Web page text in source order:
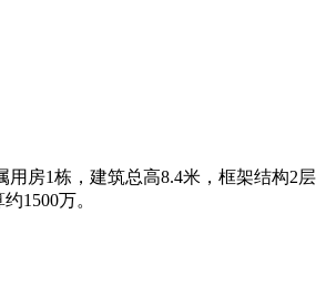
1栋，建筑总高8.4米，框架结构2层
1500万。